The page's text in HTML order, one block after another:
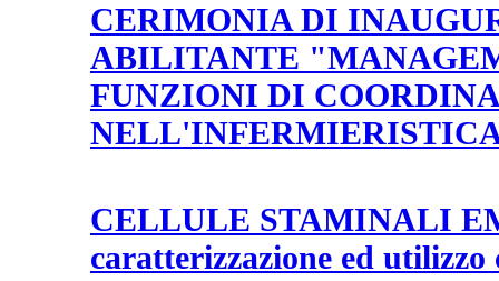
CERIMONIA DI
ABILITANTE
FUNZIONI DI
CELLULE STAMINALI
caratterizzazione ed utilizzo